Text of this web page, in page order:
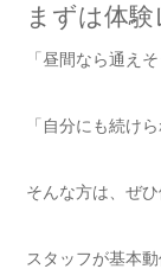
まずは体
「昼間なら通えそ
「自分にも続け
そんな方は、ぜ
スタッフが基本